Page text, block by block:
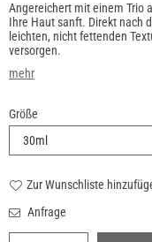
Angereichert mit einem Trio
Ihre Haut sanft. Direkt nach
leichten, nicht fettenden
versorgen.
mehr
Größe
Zur Wunschliste
Anfrage